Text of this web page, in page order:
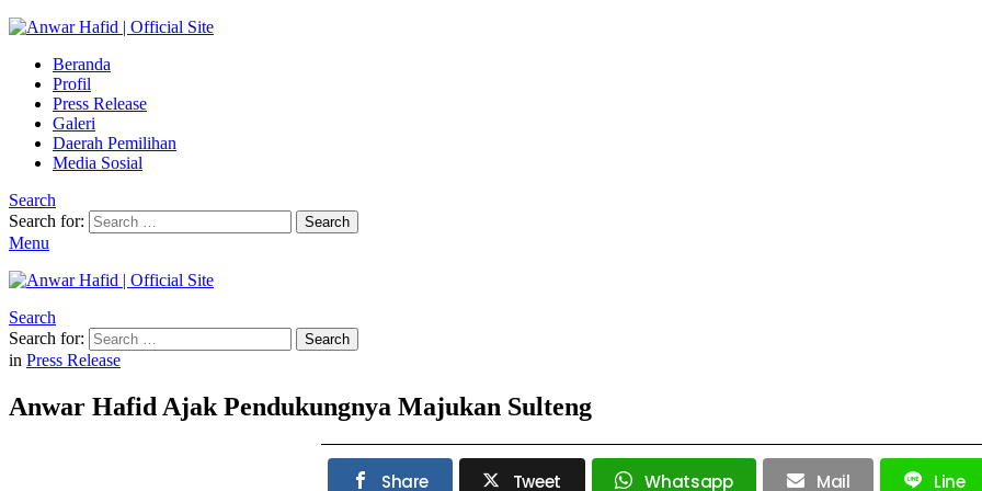
Beranda
Profil
Press Release
Galeri
Daerah Pemilihan
Media Sosial
Search
Search for:
Search
Menu
Search
Search for:
Search
in Press Release
Anwar Hafid Ajak Pendukungnya Majukan Sulteng
Share Tweet Whatsapp Mail Line